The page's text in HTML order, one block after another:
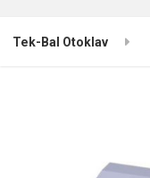
Tek-Bal Otoklav